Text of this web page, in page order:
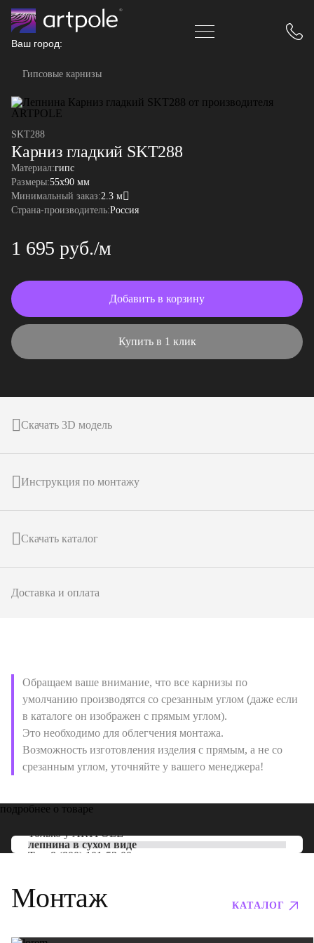
Ваш город:
Гипсовые карнизы
SKT288
Карниз гладкий SKT288
Материал:гипс
Размеры:55x90 мм
Минимальный заказ:2.3 м
Страна-производитель:Россия
1 695 руб./м
Добавить в корзину
Купить в 1 клик
Скачать 3D модель
Инструкция по монтажу
Скачать каталог
Доставка и оплата
Обращаем ваше внимание, что все карнизы по
умолчанию производятся со срезанным углом (даже если
в каталоге он изображен с прямым углом).
Это необходимо для облегчения монтажа.
Возможность изготовления изделия с прямым, а не со
срезанным углом, уточняйте у вашего менеджера!
подробнее о товаре
Только уARTPOLE
лепнина в сухом виде
Тел: 8 (800) 101-53-00
Монтаж КАТАЛОГ